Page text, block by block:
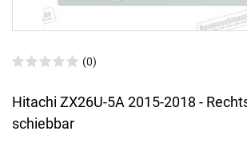
(0)
Hitachi ZX26U-5A 2015-2018 -
schiebbar